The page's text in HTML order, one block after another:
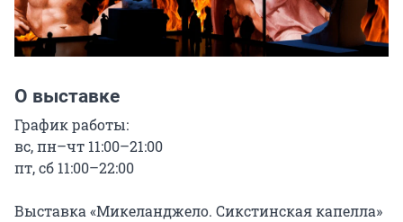
О выставке
График работы:
вс, пн–чт 11:00–21:00
пт, сб 11:00–22:00
Выставка «Микеланджело. Сикстинская капелла»